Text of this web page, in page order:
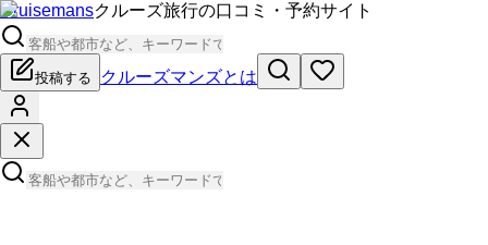
Cruisemansクルーズ旅行の口コミ・予約サイト
投稿する クルーズマンズとは